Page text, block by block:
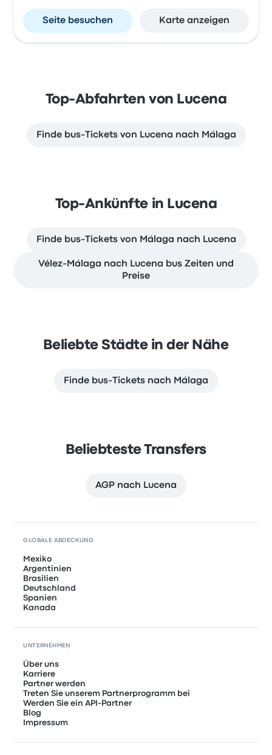
Seite besuchen Karte anzeigen
Top-Abfahrten von Lucena
Finde bus-Tickets von Lucena nach Málaga
Top-Ankünfte in Lucena
Finde bus-Tickets von Málaga nach Lucena
Vélez-Málaga nach Lucena bus Zeiten und
Preise
Beliebte Städte in der Nähe
Finde bus-Tickets nach Málaga
Beliebteste Transfers
AGP nach Lucena
GLOBALE ABDECKUNG
Mexiko
Argentinien
Brasilien
Deutschland
Spanien
Kanada
UNTERNEHMEN
Über uns
Karriere
Partner werden
Treten Sie unserem Partnerprogramm bei
Werden Sie ein API-Partner
Blog
Impressum